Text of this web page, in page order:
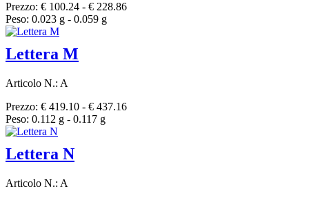
Prezzo: € 100.24 - € 228.86
Peso: 0.023 g - 0.059 g
Lettera M
Articolo N.: A
Prezzo: € 419.10 - € 437.16
Peso: 0.112 g - 0.117 g
Lettera N
Articolo N.: A